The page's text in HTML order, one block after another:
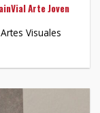
Arte Joven
Visuales